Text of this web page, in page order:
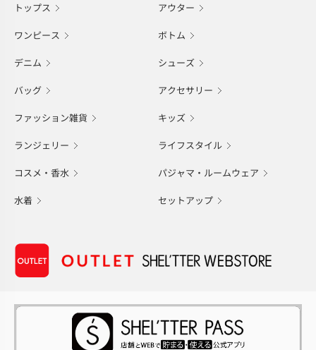
トップス アウター
ワンピース ボトム
デニム シューズ
バッグ アクセサリー
ファッション雑貨 キッズ
ランジェリー ライフスタイル
コスメ・香水 パジャマ・ルームウェア
水着 セットアップ